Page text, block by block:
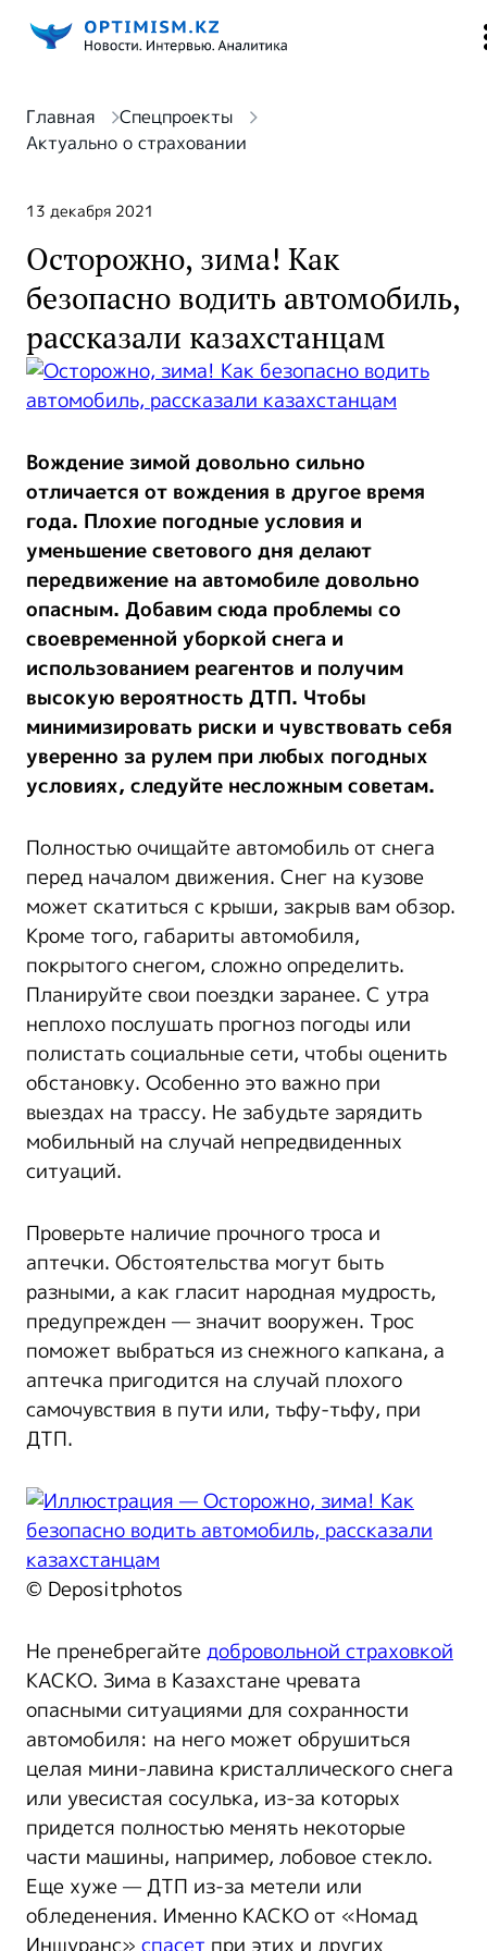
Главная
Спецпроекты
Актуально о страховании
13 декабря 2021
Осторожно, зима! Как
безопасно водить автомобиль,
рассказали казахстанцам
Вождение зимой довольно сильно
отличается от вождения в другое время
года. Плохие погодные условия и
уменьшение светового дня делают
передвижение на автомобиле довольно
опасным. Добавим сюда проблемы со
своевременной уборкой снега и
использованием реагентов и получим
высокую вероятность ДТП. Чтобы
минимизировать риски и чувствовать себя
уверенно за рулем при любых погодных
условиях, следуйте несложным советам.
Полностью очищайте автомобиль от снега
перед началом движения. Снег на кузове
может скатиться с крыши, закрыв вам обзор.
Кроме того, габариты автомобиля,
покрытого снегом, сложно определить.
Планируйте свои поездки заранее. С утра
неплохо послушать прогноз погоды или
полистать социальные сети, чтобы оценить
обстановку. Особенно это важно при
выездах на трассу. Не забудьте зарядить
мобильный на случай непредвиденных
ситуаций.
Проверьте наличие прочного троса и
аптечки. Обстоятельства могут быть
разными, а как гласит народная мудрость,
предупрежден — значит вооружен. Трос
поможет выбраться из снежного капкана, а
аптечка пригодится на случай плохого
самочувствия в пути или, тьфу-тьфу, при
ДТП.
© Depositphotos
Не пренебрегайте добровольной страховкой
КАСКО. Зима в Казахстане чревата
опасными ситуациями для сохранности
автомобиля: на него может обрушиться
целая мини-лавина кристаллического снега
или увесистая сосулька, из-за которых
придется полностью менять некоторые
части машины, например, лобовое стекло.
Еще хуже — ДТП из-за метели или
обледенения. Именно КАСКО от «Номад